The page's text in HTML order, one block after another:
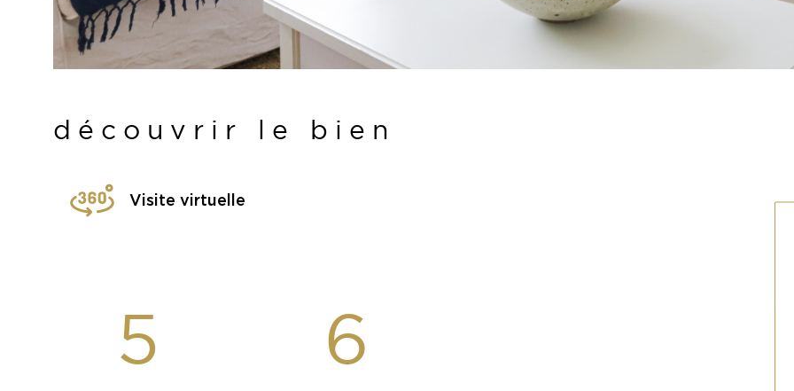
découvrir le bien
Visite virtuelle
5 6